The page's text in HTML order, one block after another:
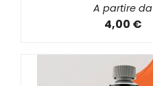
A partire da
4,00 €